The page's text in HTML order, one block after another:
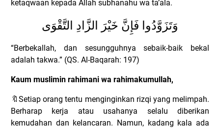
ketaqwaan kepada Allah subhanahu wa ta’ala.
وَتَزَوَّدُوا فَإِنَّ خَيْرَ الزَّادِ التَّقْوَى
“Berbekallah, dan sesungguhnya sebaik-baik bekal
adalah takwa.” (QS. Al-Baqarah: 197)
Kaum muslimin rahimani wa rahimakumullah,
🔖Setiap orang tentu menginginkan rizqi yang melimpah.
Berharap kerja atau usahanya selalu diberikan
kemudahan dan kelancaran. Namun, kadang kala ada